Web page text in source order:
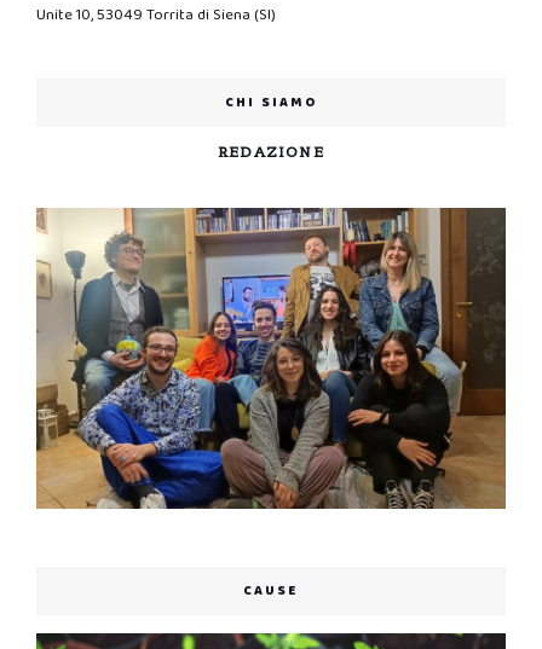
Unite 10, 53049 Torrita di Siena (SI)
CHI SIAMO
REDAZIONE
CAUSE